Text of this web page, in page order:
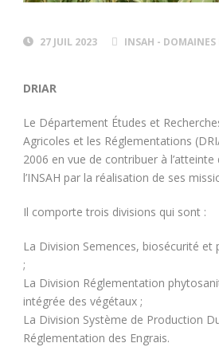
27 JUIL 2023 INSAH -
DRIAR
Le Département Études et
Agricoles et les Réglementations
2006 en vue de contribuer à
l’INSAH par la réalisation de ses
Il comporte trois divisions qui sont :
La Division Semences, biosécurité et
;
La Division Réglementation
intégrée des végétaux ;
La Division Système de Production
Réglementation des Engrais.